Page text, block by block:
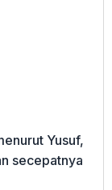
Yusuf,
secepatnya